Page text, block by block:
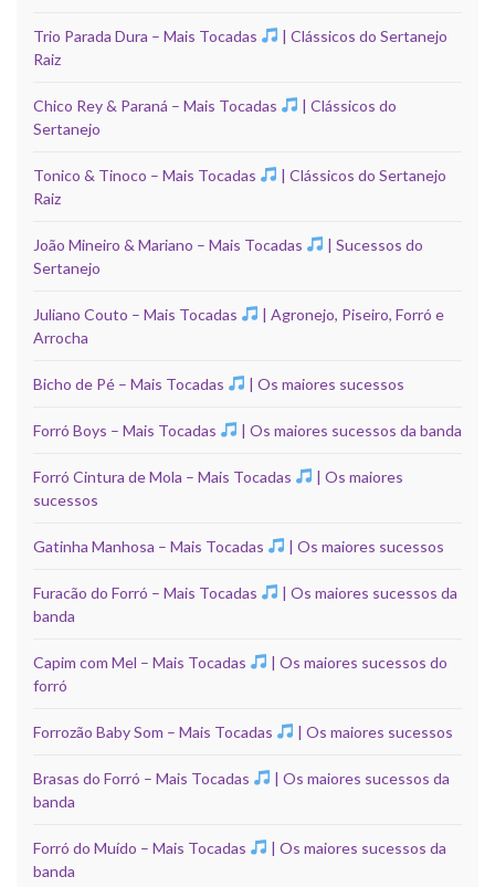
Trio Parada Dura – Mais Tocadas
| Clássicos do Sertanejo
Raiz
Chico Rey & Paraná – Mais Tocadas
| Clássicos do
Sertanejo
Tonico & Tinoco – Mais Tocadas
| Clássicos do Sertanejo
Raiz
João Mineiro & Mariano – Mais Tocadas
| Sucessos do
Sertanejo
Juliano Couto – Mais Tocadas
| Agronejo, Piseiro, Forró e
Arrocha
Bicho de Pé – Mais Tocadas | Os maiores sucessos
Forró Boys – Mais Tocadas | Os maiores sucessos da banda
Forró Cintura de Mola – Mais Tocadas
| Os maiores
sucessos
Gatinha Manhosa – Mais Tocadas | Os maiores sucessos
Furacão do Forró – Mais Tocadas
| Os maiores sucessos da
banda
Capim com Mel – Mais Tocadas
| Os maiores sucessos do
forró
Forrozão Baby Som – Mais Tocadas | Os maiores sucessos
Brasas do Forró – Mais Tocadas
| Os maiores sucessos da
banda
Forró do Muído – Mais Tocadas
| Os maiores sucessos da
banda